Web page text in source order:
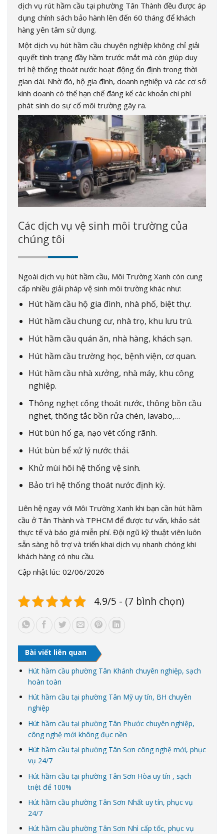
dịch vụ rút hầm cầu tại phường Tân Thành đều được áp
dụng chính sách bảo hành lên đến 60 tháng để khách
hàng yên tâm sử dụng.
Một dịch vụ hút hầm cầu chuyên nghiệp không chỉ giải
quyết tình trạng đầy hầm trước mắt mà còn giúp duy
trì hệ thống thoát nước hoạt động ổn định trong thời
gian dài. Nhờ đó, hộ gia đình, doanh nghiệp và các cơ sở
kinh doanh có thể hạn chế đáng kể các khoản chi phí
phát sinh do sự cố môi trường gây ra.
Các dịch vụ vệ sinh môi trường của
chúng tôi
Ngoài dịch vụ hút hầm cầu, Môi Trường Xanh còn cung
cấp nhiều giải pháp vệ sinh môi trường khác như:
Hút hầm cầu hộ gia đình, nhà phố, biệt thự.
Hút hầm cầu chung cư, nhà trọ, khu lưu trú.
Hút hầm cầu quán ăn, nhà hàng, khách sạn.
Hút hầm cầu trường học, bệnh viện, cơ quan.
Hút hầm cầu nhà xưởng, nhà máy, khu công
nghiệp.
Thông nghẹt cống thoát nước, thông bồn cầu
nghẹt, thông tắc bồn rửa chén, lavabo,…
Hút bùn hố ga, nạo vét cống rãnh.
Hút bùn bể xử lý nước thải.
Khử mùi hôi hệ thống vệ sinh.
Bảo trì hệ thống thoát nước định kỳ.
Liên hệ ngay với Môi Trường Xanh khi bạn cần hút hầm
cầu ở Tân Thành và TPHCM để được tư vấn, khảo sát
thực tế và báo giá miễn phí. Đội ngũ kỹ thuật viên luôn
sẵn sàng hỗ trợ và triển khai dịch vụ nhanh chóng khi
khách hàng có nhu cầu.
Cập nhật lúc: 02/06/2026
4.9/5 - (7 bình chọn)
Bài viết liên quan
Hút hầm cầu phường Tân Khánh chuyên nghiệp, sạch
hoàn toàn
Hút hầm cầu tại phường Tân Mỹ uy tín, BH chuyên
nghiệp
Hút hầm cầu tại phường Tân Phước chuyên nghiệp,
công nghệ mới không đục nền
Hút hầm cầu tại phường Tân Sơn công nghệ mới, phục
vụ 24/7
Hút hầm cầu tại phường Tân Sơn Hòa uy tín , sạch
triệt để 100%
Hút hầm cầu phường Tân Sơn Nhất uy tín, phục vụ
24/7
Hút hầm cầu phường Tân Sơn Nhì cấp tốc, phục vụ